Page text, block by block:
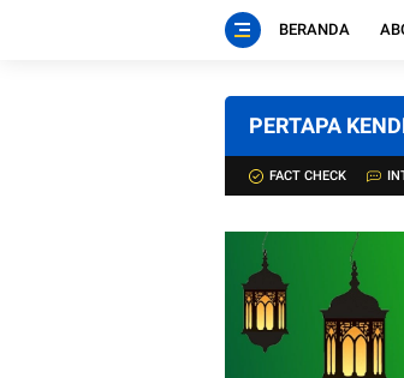
BERANDA
PERTAPA
FACT CHECK